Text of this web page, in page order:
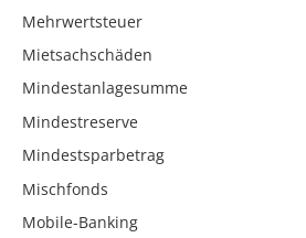
Mehrwertsteuer
Mietsachschäden
Mindestanlagesumme
Mindestreserve
Mindestsparbetrag
Mischfonds
Mobile-Banking